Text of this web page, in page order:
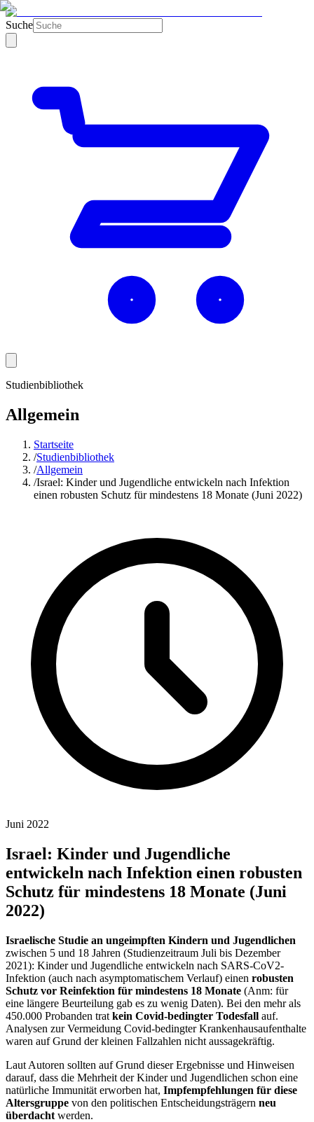
Suche
Studienbibliothek
Allgemein
Startseite
/Studienbibliothek
/Allgemein
/Israel: Kinder und Jugendliche entwickeln nach Infektion
einen robusten Schutz für mindestens 18 Monate (Juni 2022)
Juni 2022
Israel: Kinder und Jugendliche
entwickeln nach Infektion einen robusten
Schutz für mindestens 18 Monate (Juni
2022)
Israelische Studie an ungeimpften Kindern und Jugendlichen
zwischen 5 und 18 Jahren (Studienzeitraum Juli bis Dezember
2021): Kinder und Jugendliche entwickeln nach SARS-CoV2-
Infektion (auch nach asymptomatischem Verlauf) einen robusten
Schutz vor Reinfektion für mindestens 18 Monate (Anm: für
eine längere Beurteilung gab es zu wenig Daten). Bei den mehr als
450.000 Probanden trat kein Covid-bedingter Todesfall auf.
Analysen zur Vermeidung Covid-bedingter Krankenhausaufenthalte
waren auf Grund der kleinen Fallzahlen nicht aussagekräftig.
Laut Autoren sollten auf Grund dieser Ergebnisse und Hinweisen
darauf, dass die Mehrheit der Kinder und Jugendlichen schon eine
natürliche Immunität erworben hat, Impfempfehlungen für diese
Altersgruppe von den politischen Entscheidungsträgern neu
überdacht werden.